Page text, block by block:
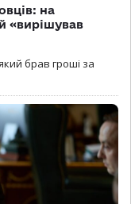
на
«вирішував
брав гроші за